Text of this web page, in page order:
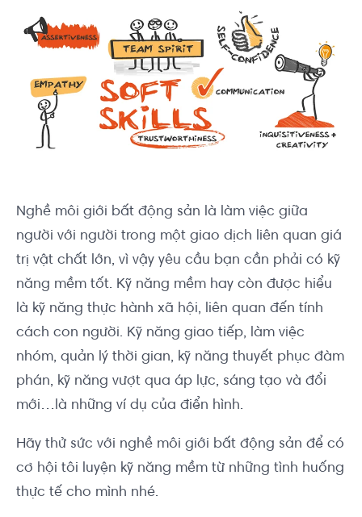
Nghề môi giới bất động sản là làm việc giữa
người với người trong một giao dịch liên quan giá
trị vật chất lớn, vì vậy yêu cầu bạn cần phải có kỹ
năng mềm tốt. Kỹ năng mềm hay còn được hiểu
là kỹ năng thực hành xã hội, liên quan đến tính
cách con người. Kỹ năng giao tiếp, làm việc
nhóm, quản lý thời gian, kỹ năng thuyết phục đàm
phán, kỹ năng vượt qua áp lực, sáng tạo và đổi
mới…là những ví dụ của điển hình.
Hãy thử sức với nghề môi giới bất động sản để có
cơ hội tôi luyện kỹ năng mềm từ những tình huống
thực tế cho mình nhé.